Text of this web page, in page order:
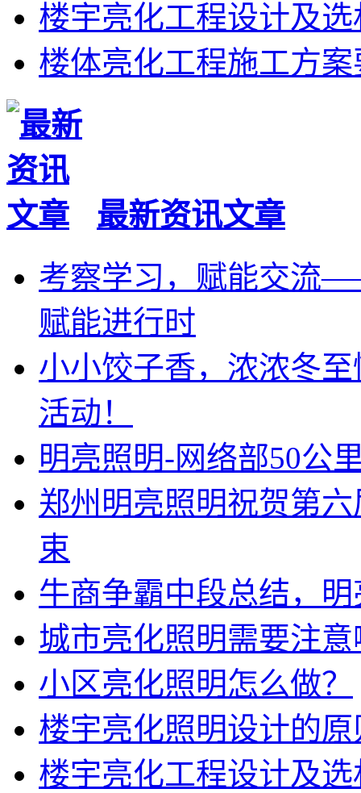
楼宇亮化工程设计及选
楼体亮化工程施工方
最新资讯文章
考察学习，赋能交流
赋能进行时
小小饺子香，浓浓冬
活动！
明亮照明-网络部50公
郑州明亮照明祝贺第
束
牛商争霸中段总结，
城市亮化照明需要注意
小区亮化照明怎么做？
楼宇亮化照明设计的
楼宇亮化工程设计及选